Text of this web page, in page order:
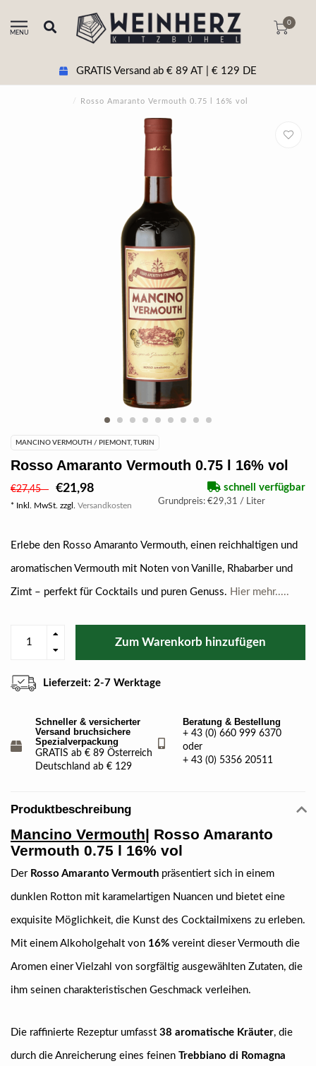
MENU
0
GRATIS Versand ab € 89 AT | € 129 DE
/ Rosso Amaranto Vermouth 0.75 l 16% vol
MANCINO VERMOUTH / PIEMONT, TURIN
Rosso Amaranto Vermouth 0.75 l 16% vol
€27,45 €21,98
* Inkl. MwSt. zzgl. Versandkosten
schnell verfügbar
Grundpreis: €29,31 / Liter
Erlebe den Rosso Amaranto Vermouth, einen reichhaltigen und
aromatischen Vermouth mit Noten von Vanille, Rhabarber und
Zimt – perfekt für Cocktails und puren Genuss. Hier mehr.....
Zum Warenkorb hinzufügen
Lieferzeit: 2-7 Werktage
Schneller & versicherter
Versand bruchsichere
Spezialverpackung
GRATIS ab € 89 Österreich
Deutschland ab € 129
Beratung & Bestellung
+ 43 (0) 660 999 6370
oder
+ 43 (0) 5356 20511
Produktbeschreibung
Mancino Vermouth| Rosso Amaranto
Vermouth 0.75 l 16% vol
Der Rosso Amaranto Vermouth präsentiert sich in einem
dunklen Rotton mit karamelartigen Nuancen und bietet eine
exquisite Möglichkeit, die Kunst des Cocktailmixens zu erleben.
Mit einem Alkoholgehalt von 16% vereint dieser Vermouth die
Aromen einer Vielzahl von sorgfältig ausgewählten Zutaten, die
ihm seinen charakteristischen Geschmack verleihen.
Die raffinierte Rezeptur umfasst 38 aromatische Kräuter, die
durch die Anreicherung eines feinen Trebbiano di Romagna